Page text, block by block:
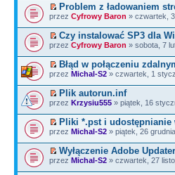
Problem z ładowaniem
przez Cyfrowy Baron » czwartek,
Czy instalować SP3 dla
przez Cyfrowy Baron » sobota, 7
Błąd w połączeniu
przez Michal-S2 » czwartek, 1
Plik autorun.inf
przez Krzysiu555 » piątek, 16
Pliki *.pst i udostępnianie
przez Michal-S2 » piątek, 26
Wyłączenie Adobe Updater
przez Michal-S2 » czwartek, 27